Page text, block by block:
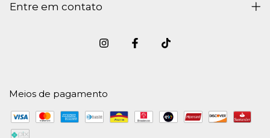
Entre em contato
Meios de pagamento